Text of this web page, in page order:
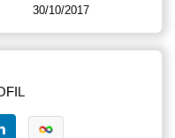
30/10/2017